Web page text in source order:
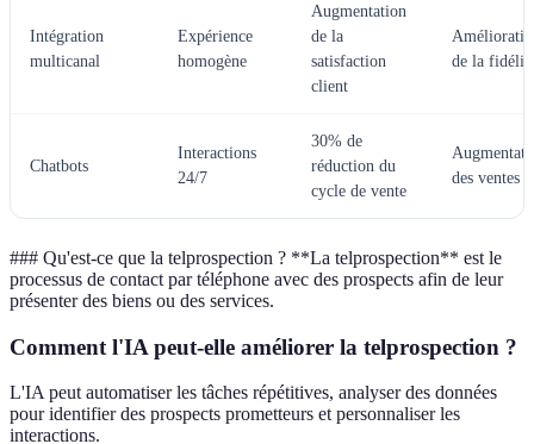
Intégration
multicanal
Expérience
homogène
Augmentation
de la
satisfaction
client
de la
Chatbots
Interactions
24/7
30% de
réduction du
cycle de vente
des ventes
### Qu'est-ce que la telprospection ? **La telprospection** est le
processus de contact par téléphone avec des prospects afin de leur
présenter des biens ou des services.
Comment l'IA peut-elle améliorer la telprospection ?
L'IA peut automatiser les tâches répétitives, analyser des données
pour identifier des prospects prometteurs et personnaliser les
interactions.